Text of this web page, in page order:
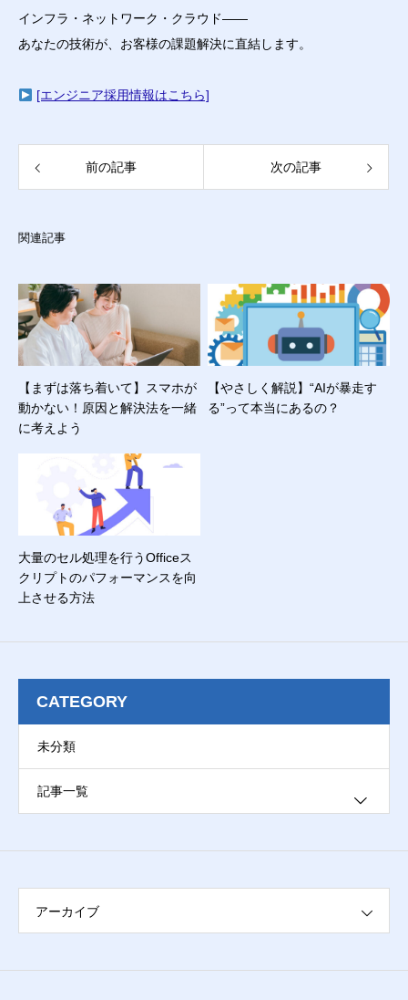
インフラ・ネットワーク・クラウド――
あなたの技術が、お客様の課題解決に直結します。
[エンジニア採用情報はこちら]
前の記事 次の記事
関連記事
【まずは落ち着いて】スマホが
動かない！原因と解決法を一緒
に考えよう
【やさしく解説】“AIが暴走す
る”って本当にあるの？
大量のセル処理を行うOfficeス
クリプトのパフォーマンスを向
上させる方法
CATEGORY
未分類
記事一覧
アーカイブ